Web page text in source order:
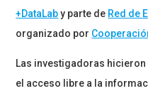
+DataLaby parte de Red de
organizado por
Las investigadoras
el acceso libre a la